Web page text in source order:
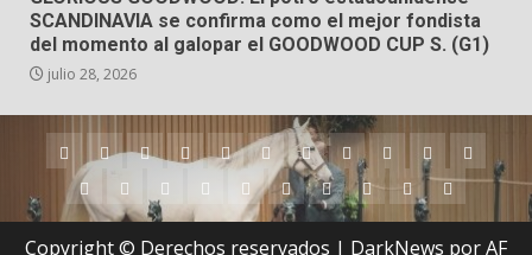
SCANDINAVIA se confirma como el mejor fondista
del momento al galopar el GOODWOOD CUP S. (G1)
julio 28, 2026
Argentina
AustraliaBrasilChileDubaiEstados
Unidos
Hong
Kong
Inglaterra
IrlandaJapónNueva
Zelanda
PanamáPerú
Puerto
Rico
QatarSingapurSuráfrica
UruguayVenezuelaHipódromos
(Dubai)
Copyright © Derechos reservados | DarkNews por AF